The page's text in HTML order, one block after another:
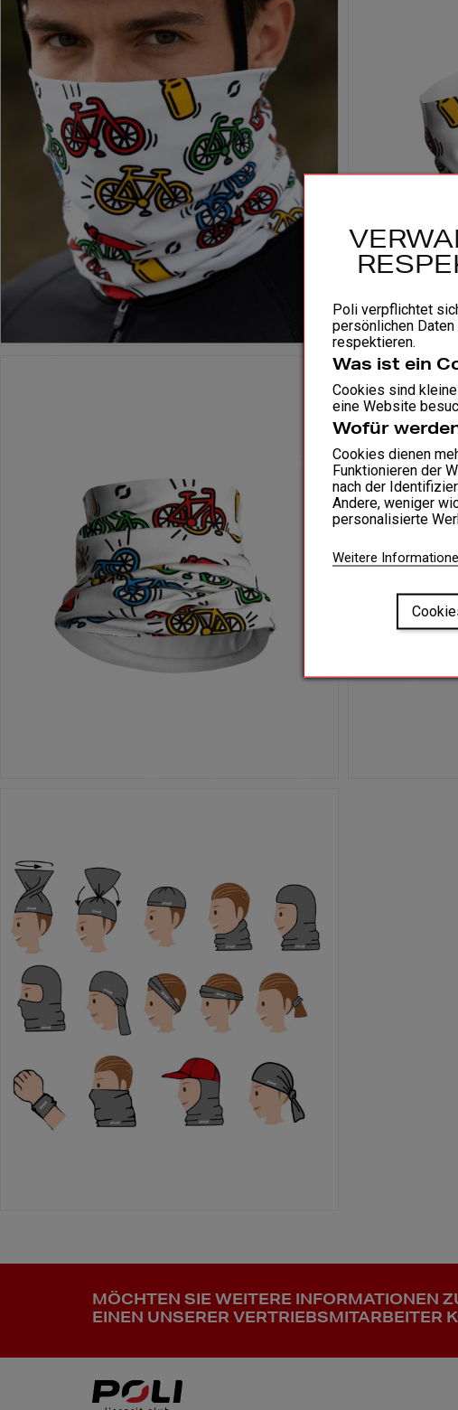
MÖCHTEN SIE WEITERE INFORMATIONEN
EINEN UNSERER VERTRIEBSMITARBEITER
Poli verpflichtet
persönlichen
respektieren.
Was ist ein
Cookies sind
eine Website
Wofür
Cookies dienen
Funktionieren der
nach der
Andere, weniger
personalisierte
Weitere